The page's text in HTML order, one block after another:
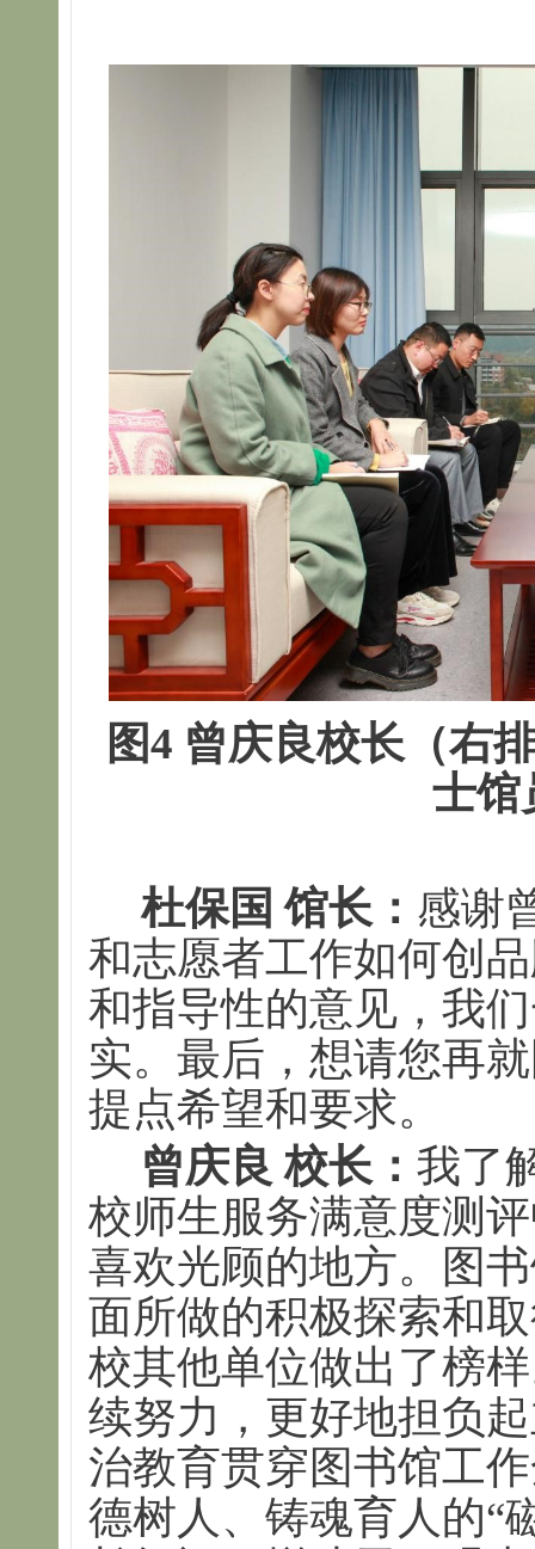
图4 曾庆良校长（右
士馆
杜保国 馆长： 感谢
和志愿者工作如何创
和指导性的意见，我
实。最后，想请您再
提点希望和要求。
曾庆良 校长： 我了
校师生服务满意度测
喜欢光顾的地方。图
面所做的积极探索和
校其他单位做出了榜
续努力，更好地担负
治教育贯穿图书馆工
德树人、铸魂育人的“